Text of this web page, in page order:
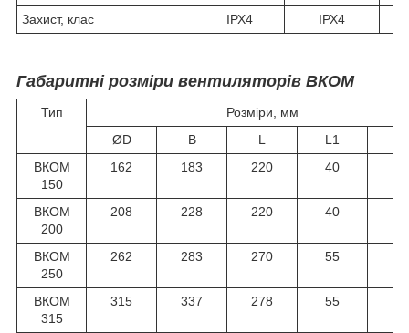
Захист, клас ІРХ4 ІРХ4
Габаритні розміри вентиляторів ВКОМ
Тип
Розміри, мм
ØD
B L L1
ВКОМ
150
162 183 220 40
ВКОМ
200
208 228 220 40
ВКОМ
250
262 283 270 55
ВКОМ
315
315 337 278 55